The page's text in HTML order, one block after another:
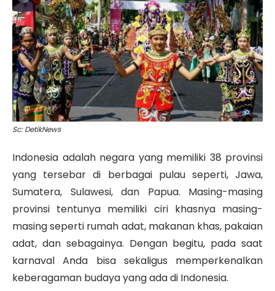
Sc: DetikNews
Indonesia adalah negara yang memiliki 38 provinsi
yang tersebar di berbagai pulau seperti, Jawa,
Sumatera, Sulawesi, dan Papua. Masing-masing
provinsi tentunya memiliki ciri khasnya masing-
masing seperti rumah adat, makanan khas, pakaian
adat, dan sebagainya. Dengan begitu, pada saat
karnaval Anda bisa sekaligus memperkenalkan
keberagaman budaya yang ada di Indonesia.